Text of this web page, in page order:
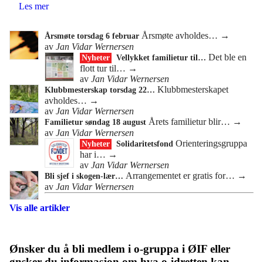
Les mer
Årsmøte torsdag 6 februar Årsmøte avholdes… →
av Jan Vidar Wernersen
Nyheter Vellykket familietur til… Det ble en
flott tur til… →
av Jan Vidar Wernersen
Klubbmesterskap torsdag 22… Klubbmesterskapet
avholdes… →
av Jan Vidar Wernersen
Familietur søndag 18 august Årets familietur blir… →
av Jan Vidar Wernersen
Nyheter Solidaritetsfond Orienteringsgruppa
har i… →
av Jan Vidar Wernersen
Bli sjef i skogen-lær… Arrangementet er gratis for… →
av Jan Vidar Wernersen
Vis alle artikler
Ønsker du å bli medlem i o-gruppa i ØIF eller